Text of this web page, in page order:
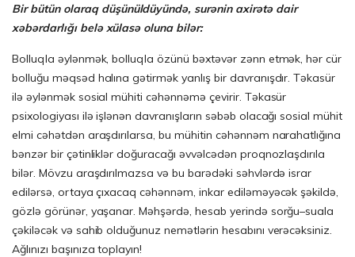
Bir bütün olaraq düşünüldüyündə, surənin axirətə dair
xəbərdarlığı belə xülasə oluna bilər:
Bolluqla əylənmək, bolluqla özünü bəxtəvər zənn etmək, hər cür
bolluğu məqsəd halına gətirmək yanlış bir davranışdır. Təkasür
ilə əylənmək sosial mühiti cəhənnəmə çevirir. Təkasür
psixologiyası ilə işlənən davranışların səbəb olacağı sosial mühit
elmi cəhətdən araşdırılarsa, bu mühitin cəhənnəm narahatlığına
bənzər bir çətinliklər doğuracağı əvvəlcədən proqnozlaşdırıla
bilər. Mövzu araşdırılmazsa və bu barədəki səhvlərdə israr
edilərsə, ortaya çıxacaq cəhənnəm, inkar ediləməyəcək şəkildə,
gözlə görünər, yaşanar. Məhşərdə, hesab yerində sorğu–suala
çəkiləcək və sahib olduğunuz nemətlərin hesabını verəcəksiniz.
Ağlınızı başınıza toplayın!